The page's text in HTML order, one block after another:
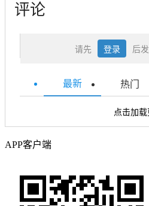
评论
请先 登录 后
最新 热门
点击加
APP客户端